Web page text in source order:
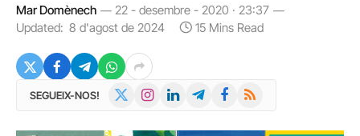
Mar Domènech
22 - desembre - 2020 · 23:37
Updated: 8 d'agost de 2024 15 Mins Read
SEGUEIX-NOS! InstagramLinkedInTelegramFacebook
RSS